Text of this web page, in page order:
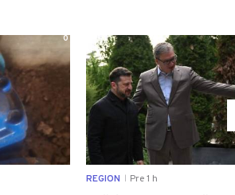
0
REGION Pre 1 h